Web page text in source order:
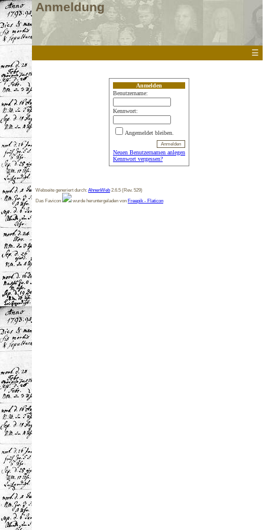
Anmeldung
☰
Anmelden
Benutzername:
Kennwort:
Angemeldet bleiben.
Neuen Benutzernamen anlegen
Kennwort vergessen?
Webseite generiert durch: AhnenWeb 2.6.5 (Rev. 529)
Das Favicon
wurde heruntergeladen von Freepik - Flaticon